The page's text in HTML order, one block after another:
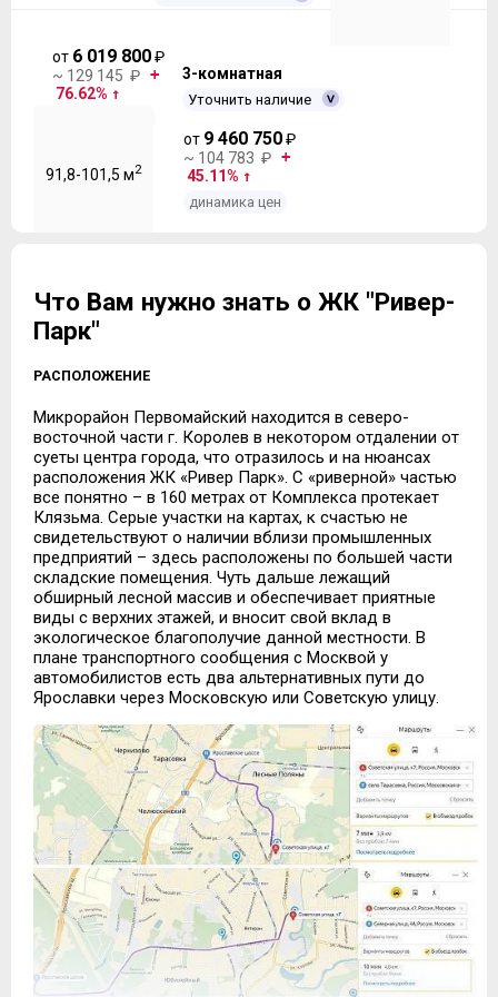
от 6 019 800₽
~ 129 145 ₽
76.62%
3-комнатная
Уточнить наличие
91,8-101,5 м2
от 9 460 750₽
~ 104 783 ₽
45.11%
динамика цен
Что Вам нужно знать о ЖК "Ривер-
Парк"
РАСПОЛОЖЕНИЕ
Микрорайон Первомайский находится в северо-
восточной части г. Королев в некотором отдалении от
суеты центра города, что отразилось и на нюансах
расположения ЖК «Ривер Парк». С «риверной» частью
все понятно – в 160 метрах от Комплекса протекает
Клязьма. Серые участки на картах, к счастью не
свидетельствуют о наличии вблизи промышленных
предприятий – здесь расположены по большей части
складские помещения. Чуть дальше лежащий
обширный лесной массив и обеспечивает приятные
виды с верхних этажей, и вносит свой вклад в
экологическое благополучие данной местности. В
плане транспортного сообщения с Москвой у
автомобилистов есть два альтернативных пути до
Ярославки через Московскую или Советскую улицу.